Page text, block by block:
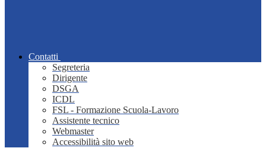
Contatti
Segreteria
Dirigente
DSGA
ICDL
FSL - Formazione Scuola-Lavoro
Assistente tecnico
Webmaster
Accessibilità sito web